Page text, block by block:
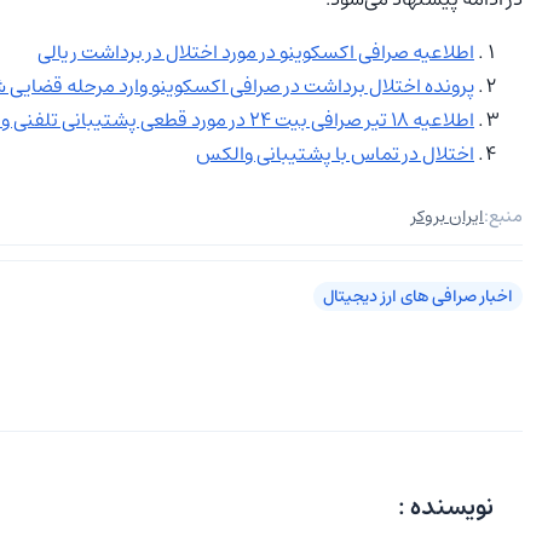
اطلاعیه صرافی اکسکوینو در مورد اختلال در برداشت ریالی
پرونده اختلال برداشت در صرافی اکسکوینو وارد مرحله
اطلاعیه ۱۸ تیر صرافی بیت ۲۴ در مورد قطعی پشتیبانی تلفنی و جایگزین آن
اختلال در تماس با پشتیبانی والکس
منبع:ایران بروکر
اخبار صرافی‌ های ارز دیجیتال
نویسنده :